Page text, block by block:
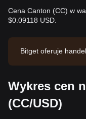
Cena Canton (CC) w
$0.09118 USD.
Bitget oferuje
u na poziomie
ynkową w
egu na poziomie
Wykres cen
(CC/USD)